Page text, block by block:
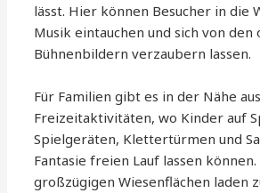
lässt. Hier können Besucher in die
Musik eintauchen und sich von den
Bühnenbildern verzaubern lassen.
Für Familien gibt es in der Nähe
Freizeitaktivitäten, wo Kinder auf
Spielgeräten, Klettertürmen und
Fantasie freien Lauf lassen können.
großzügigen Wiesenflächen laden